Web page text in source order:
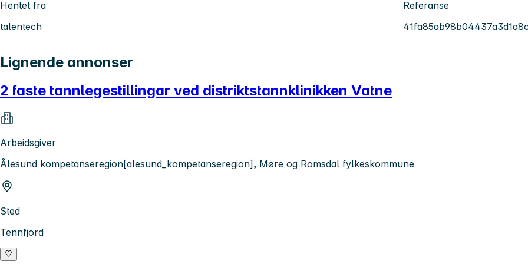
Hentet fra
talentech
Referanse
Lignende annonser
2 faste tannlegestillingar ved distriktstannklinikken Vatne
Arbeidsgiver
Ålesund kompetanseregion[alesund_kompetanseregion], Møre og Romsdal fylkeskommune
Sted
Tennfjord